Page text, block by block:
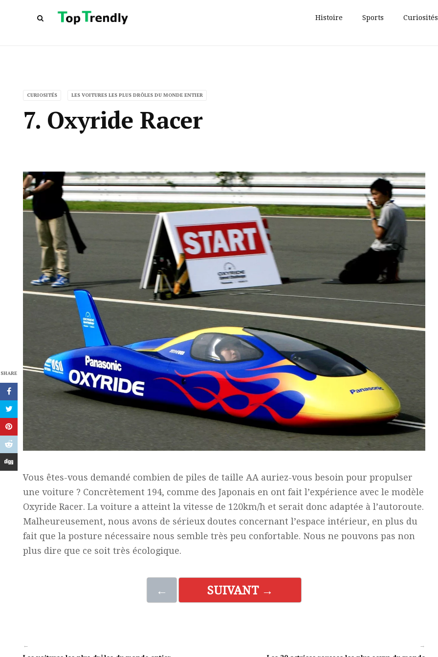
Histoire Sports Curiosités
CURIOSITÉS LES VOITURES LES PLUS DRÔLES DU MONDE ENTIER
7. Oxyride Racer
SHARE
Vous êtes-vous demandé combien de piles de taille AA auriez-vous besoin pour propulser
une voiture ? Concrètement 194, comme des Japonais en ont fait l’expérience avec le modèle
Oxyride Racer. La voiture a atteint la vitesse de 120km/h et serait donc adaptée à l’autoroute.
Malheureusement, nous avons de sérieux doutes concernant l’espace intérieur, en plus du
fait que la posture nécessaire nous semble très peu confortable. Nous ne pouvons pas non
plus dire que ce soit très écologique.
← SUIVANT →
← →